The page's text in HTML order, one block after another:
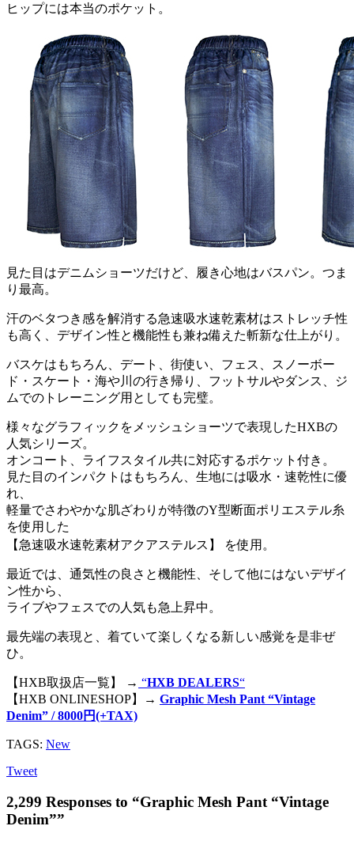
ヒップには本当のポケット。
見た目はデニムショーツだけど、履き心地はバスパン。つま
り最高。
汗のベタつき感を解消する急速吸水速乾素材はストレッチ性
も高く、デザイン性と機能性も兼ね備えた斬新な仕上がり。
バスケはもちろん、デート、街使い、フェス、スノーボー
ド・スケート・海や川の行き帰り、フットサルやダンス、ジ
ムでのトレーニング用としても完璧。
様々なグラフィックをメッシュショーツで表現したHXBの
人気シリーズ。
オンコート、ライフスタイル共に対応するポケット付き。
見た目のインパクトはもちろん、生地には吸水・速乾性に優
れ、
軽量でさわやかな肌ざわりが特徴のY型断面ポリエステル糸
を使用した
【急速吸水速乾素材アクアステルス】 を使用。
最近では、通気性の良さと機能性、そして他にはないデザイ
ン性から、
ライブやフェスでの人気も急上昇中。
最先端の表現と、着ていて楽しくなる新しい感覚を是非ぜ
ひ。
【HXB取扱店一覧】 → “HXB DEALERS“
【HXB ONLINESHOP】→ Graphic Mesh Pant “Vintage
Denim” / 8000円(+TAX)
TAGS: New
Tweet
2,299 Responses to “Graphic Mesh Pant “Vintage
Denim””